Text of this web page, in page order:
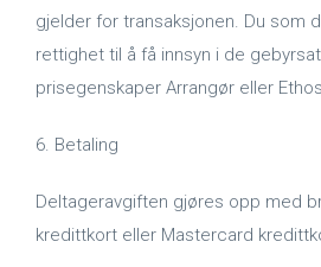
gjelder for transaksjonen. Du som
rettighet til å få innsyn i de
prisegenskaper Arrangør eller
6. Betaling
Deltageravgiften gjøres opp med
kredittkort eller Mastercard